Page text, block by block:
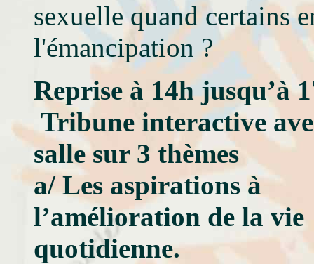
sexuelle quand certains
l'émancipation ?
Reprise à 14h jusqu’à
Tribune interactive
salle sur 3 thèmes
a/ Les aspirations à
l’amélioration de la vie
quotidienne.